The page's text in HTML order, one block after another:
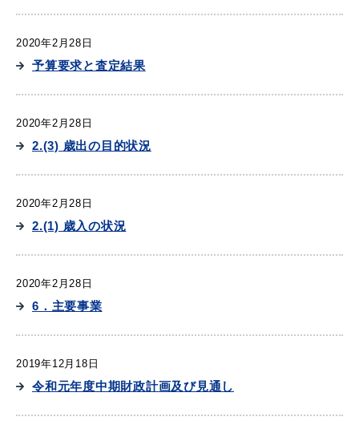
2020年2月28日
予算要求と査定結果
2020年2月28日
2.(3) 歳出の目的状況
2020年2月28日
2.(1) 歳入の状況
2020年2月28日
6．主要事業
2019年12月18日
令和元年度中期財政計画及び見通し